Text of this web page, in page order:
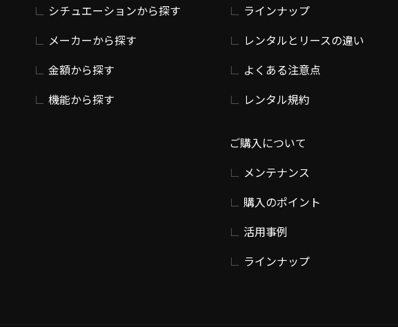
シチュエーションから探す
メーカーから探す
金額から探す
機能から探す
ラインナップ
レンタルとリースの違い
よくある注意点
レンタル規約
ご購入について
メンテナンス
購入のポイント
活用事例
ラインナップ